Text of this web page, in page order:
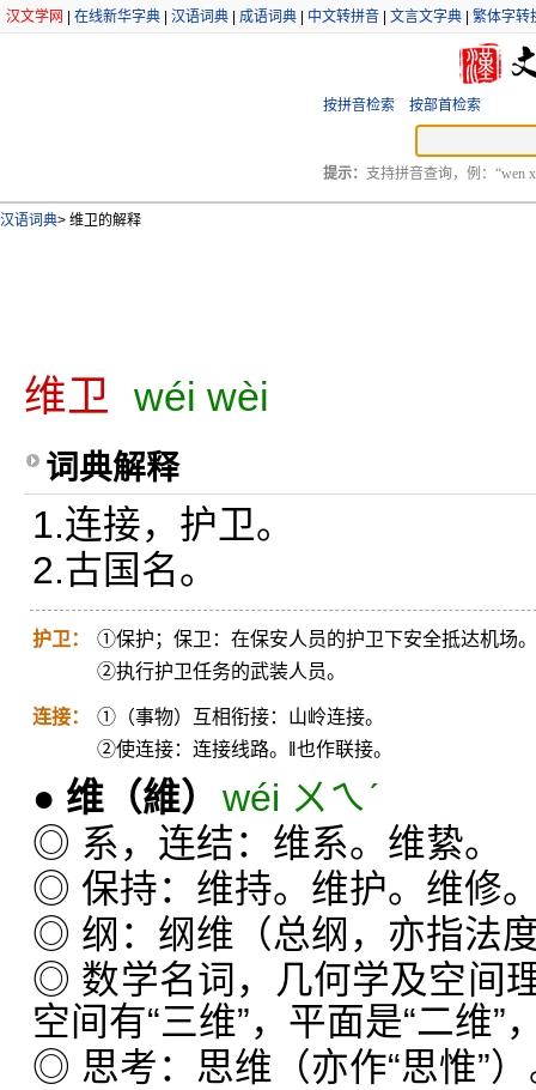
汉文学网 在线新华字典 汉语词典 成语词典 中文转拼音 文言文字典 繁体字转
按拼音检索 按部首检索
提示： 支持拼音查询，例：“wen
汉语词典> 维卫的解释
维卫 wéi wèi
词典解释
1.连接，护卫。
2.古国名。
护卫：
①保护；保卫：在保安人员的护卫下安全抵达机场。
②执行护卫任务的武装人员。
连接：
①（事物）互相衔接：山岭连接。
②使连接：连接线路。‖也作联接。
● 维 （維） wéi ㄨㄟˊ
◎ 系，连结：维系。维絷。
◎ 保持：维持。维护。维修
◎ 纲：纲维（总纲，亦指法
◎ 数学名词，几何学及空间
空间有“三维”，平面是“二维”
◎ 思考：思维（亦作“思惟”